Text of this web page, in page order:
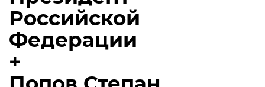
Российской
Федерации
+